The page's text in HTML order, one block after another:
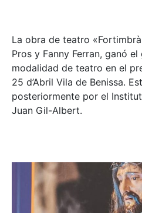
La obra de teatro «
Pros y Fanny Ferran, ganó
modalidad de teatro en el
25 d’Abril Vila de Benissa.
posteriormente por el
Juan Gil-Albert.